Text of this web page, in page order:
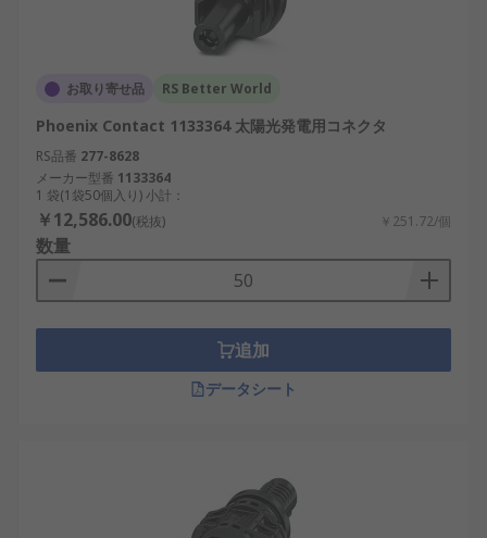
お取り寄せ品 RS Better World
Phoenix Contact 1133364 太陽光発電用コネクタ
RS品番 277-8628
メーカー型番 1133364
1 袋(1袋50個入り) 小計：
￥12,586.00(税抜) ￥251.72/個
数量
追加
データシート